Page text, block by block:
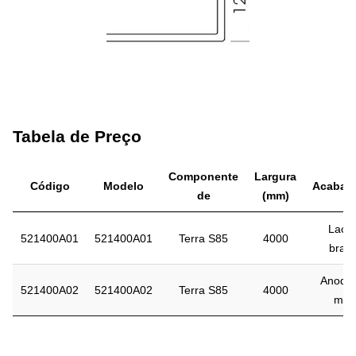
Tabela de Preço
Código Modelo
Componente
de
Largura
(mm)
521400A01 521400A01 Terra S85 4000
521400A02 521400A02 Terra S85 4000